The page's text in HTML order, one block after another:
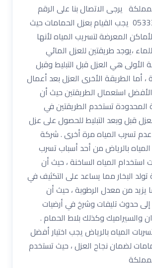
يرجى الاتصال بنا على الرقم
التالى 0533334179 يجب القيام بعزل الحمامات حيث
المعرضة لتسريب المياه لأنها
،يوجد طريقتين للعزل المائي
الأولى هي العزل قبل التبليط وقبل
، أما الطريقة الأخرى العزل بعد أعمال
استعمال الطريقتين حيث أن
المحدودة تستخدم الطريقتين في
قبل وبعد التبليط للحصول على عزل
تسرب المياه مرة أخرى . شركة
بالرياض من أحد أسباب تسرب
استخدام المياه الساخنة ، حيث أن
تولد البخار مما يساعد على التكثيف في
يزيد من معدل الرطوبة ، حيث أن
حدوث تليفات وشرخ في أرضيات
والسيراميك وكذلك بلاط الحمام .
المياه بالرياض يجب اختيار أفضل
لضمان نجاح العزل ، حيث تستخدم